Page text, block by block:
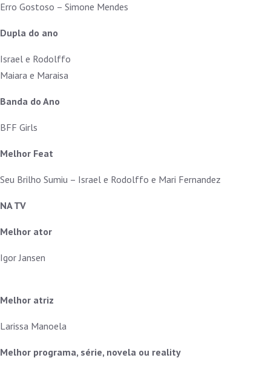
Erro Gostoso – Simone Mendes
Dupla do ano
Israel e Rodolffo
Maiara e Maraisa
Banda do Ano
BFF Girls
Melhor Feat
Seu Brilho Sumiu – Israel e Rodolffo e Mari Fernandez
NA TV
Melhor ator
Igor Jansen
Melhor atriz
Larissa Manoela
Melhor programa, série, novela ou reality